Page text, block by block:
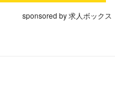
sponsored by 求人ボックス